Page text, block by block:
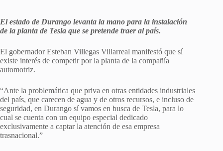
El estado de Durango levanta la mano para la instalación
de la planta de Tesla que se pretende traer al país.
El gobernador Esteban Villegas Villarreal manifestó que sí
existe interés de competir por la planta de la compañía
automotriz.
“Ante la problemática que priva en otras entidades industriales
del país, que carecen de agua y de otros recursos, e incluso de
seguridad, en Durango sí vamos en busca de Tesla, para lo
cual se cuenta con un equipo especial dedicado
exclusivamente a captar la atención de esa empresa
trasnacional.”